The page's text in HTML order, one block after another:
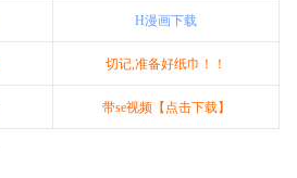
H漫画下载
切记,准备好纸巾！！
带se视频【点击下载】